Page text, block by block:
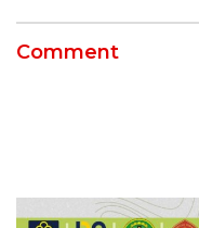
Comment